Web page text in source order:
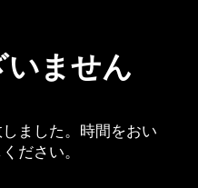
いません
ました。時間をおい
ださい。